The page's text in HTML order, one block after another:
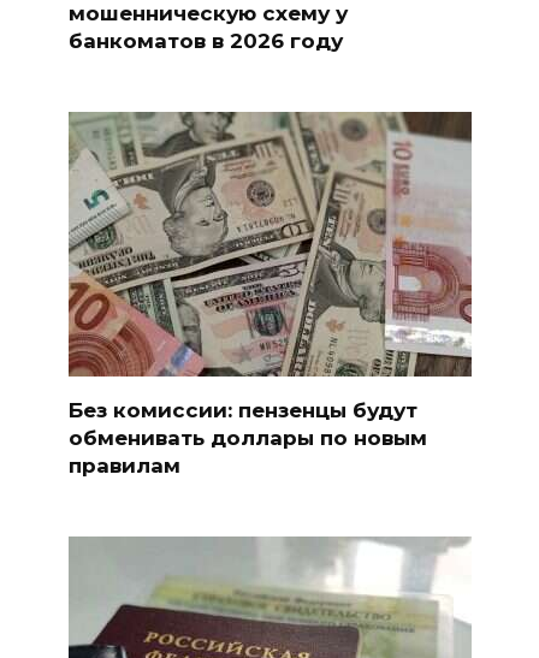
мошенническую схему у
банкоматов в 2026 году
Без комиссии: пензенцы будут
обменивать доллары по новым
правилам